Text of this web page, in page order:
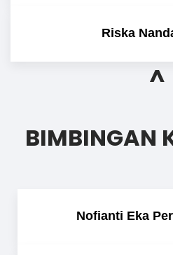
Riska
^
BIMBINGAN
Nofianti Eka